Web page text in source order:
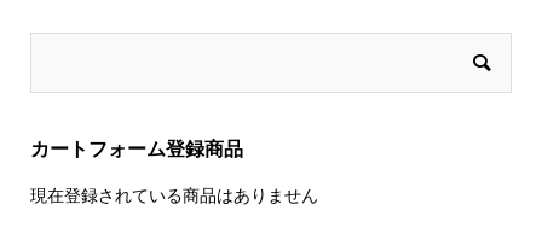
カートフォーム登録商品
現在登録されている商品はありません